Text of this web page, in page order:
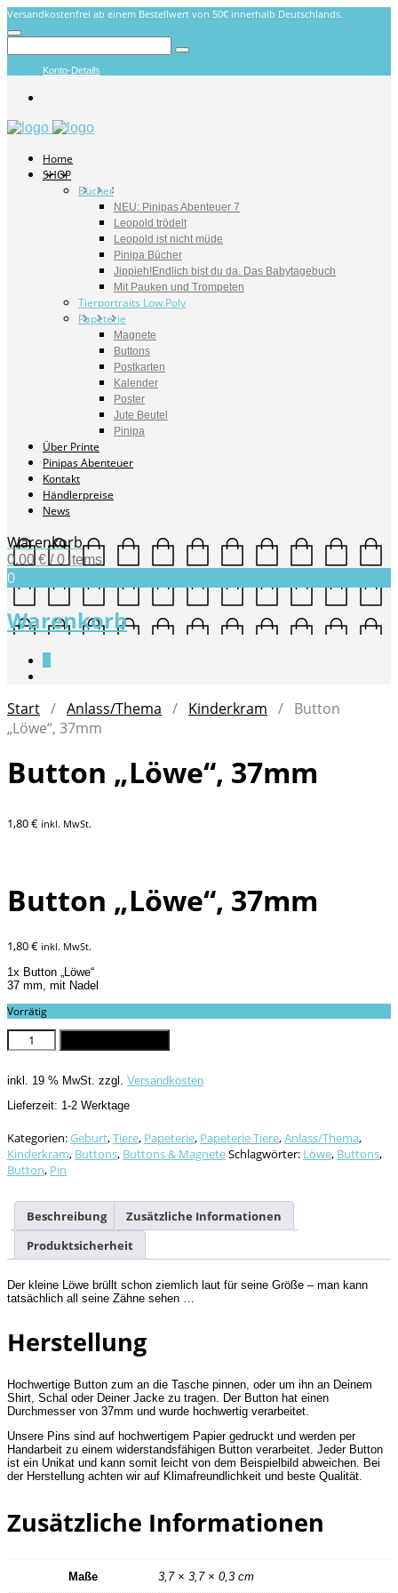
Versandkostenfrei ab einem Bestellwert von 50€ innerhalb Deutschlands.
Konto-Details
Home
SHOP
Bücher
NEU: Pinipas Abenteuer 7
Leopold trödelt
Leopold ist nicht müde
Pinipa Bücher
Jippieh!Endlich bist du da. Das Babytagebuch
Mit Pauken und Trompeten
Tierportraits Low Poly
Papeterie
Magnete
Buttons
Postkarten
Kalender
Poster
Jute Beutel
Pinipa
Über Printe
Pinipas Abenteuer
Kontakt
Händlerpreise
News
Warenkorb
0,00 € / 0 items
0
Warenkorb
Start / Anlass/Thema / Kinderkram / Button
„Löwe“, 37mm
Button „Löwe“, 37mm
1,80€ inkl. MwSt.
Button „Löwe“, 37mm
1,80€ inkl. MwSt.
1x Button „Löwe“
37 mm, mit Nadel
Vorrätig
Button
"Löwe",
Menge
inkl. 19 % MwSt. zzgl. Versandkosten
Lieferzeit: 1-2 Werktage
Kategorien:Geburt,Tiere, Papeterie, Papeterie Tiere,Anlass/Thema,
Kinderkram, Buttons, Buttons & MagneteSchlagwörter: Löwe, Buttons,
Button, Pin
Beschreibung
Zusätzliche Informationen
Produktsicherheit
Der kleine Löwe brüllt schon ziemlich laut für seine Größe – man kann
tatsächlich all seine Zähne sehen …
Herstellung
Hochwertige Button zum an die Tasche pinnen, oder um ihn an Deinem
Shirt, Schal oder Deiner Jacke zu tragen. Der Button hat einen
Durchmesser von 37mm und wurde hochwertig verarbeitet.
Unsere Pins sind auf hochwertigem Papier gedruckt und werden per
Handarbeit zu einem widerstandsfähigen Button verarbeitet. Jeder Button
ist ein Unikat und kann somit leicht von dem Beispielbild abweichen. Bei
der Herstellung achten wir auf Klimafreundlichkeit und beste Qualität.
Zusätzliche Informationen
Maße 3,7 × 3,7 × 0,3 cm